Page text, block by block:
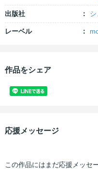
出版社
レーベル
作品をシェア
応援メッセージ
この作品にはまだ応援メッセ